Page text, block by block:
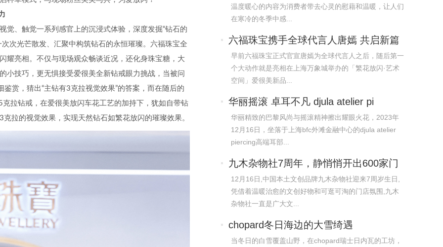
觉、触觉一系列感官上的沉浸式体验，深度发掘“钻石的
次光芒散发、汇聚中构筑钻石的永恒璀璨。六福珠宝全
耀亮相。不仅与现场观众畅谈近况，还化身珠宝糖，大
小技巧，更无惧接受爱很美全新钻戒眼力挑战，当被问
赏，猜出“主钻有3克拉视觉效果”的答案，而在随后的
拉钻戒，在爱很美放闪车花工艺的加持下，犹如自带钻
拉的视觉效果，实现天然钻石如繁花放闪的璀璨效果。
温度暖心的内容为消费者带去心灵的慰藉和温暖，让人们
在寒冷的冬季中感...
六福珠宝携手全球代言人唐嫣 共启新篇
章
早前六福珠宝正式官宣唐嫣为全球代言人之后，随后第一
个大动作就是亮相在上海万象城举办的「繁花放闪·艺术
空间」爱很美新品...
华丽摇滚 卓耳不凡 djula atelier pi
华丽精致的巴黎风尚与摇滚精神擦出耀眼火花，2023年
12月16日，坐落于上海bfc外滩金融中心的djula atelier
piercing高端耳部...
九木杂物社7周年，静悄悄开出600家门
店
12月16日,中国本土文创品牌九木杂物社迎来7周岁生日,
凭借着温暖治愈的文创好物和可逛可淘的门店氛围,九木
杂物社一直是广大文...
chopard冬日海边的大雪绮遇
当冬日的白雪覆盖山野，在chopard瑞士日内瓦的工坊，